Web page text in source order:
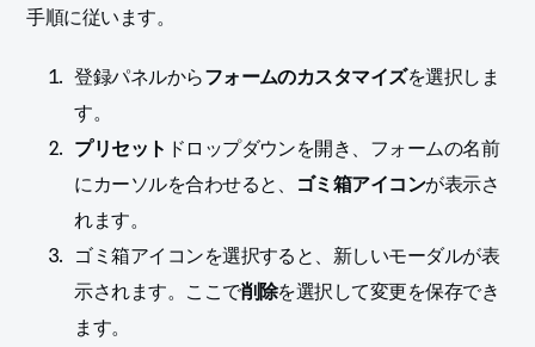
手順に従います。
登録パネルからフォームのカスタマイズを選択しま
す。
プリセット ドロップダウンを開き、フォームの名前
にカーソルを合わせると、 ゴミ箱アイコンが表示さ
れます。
ゴミ箱アイコンを選択すると、新しいモーダルが表
示されます。ここで削除を選択して変更を保存でき
ます。